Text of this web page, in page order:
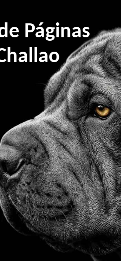
Páginas